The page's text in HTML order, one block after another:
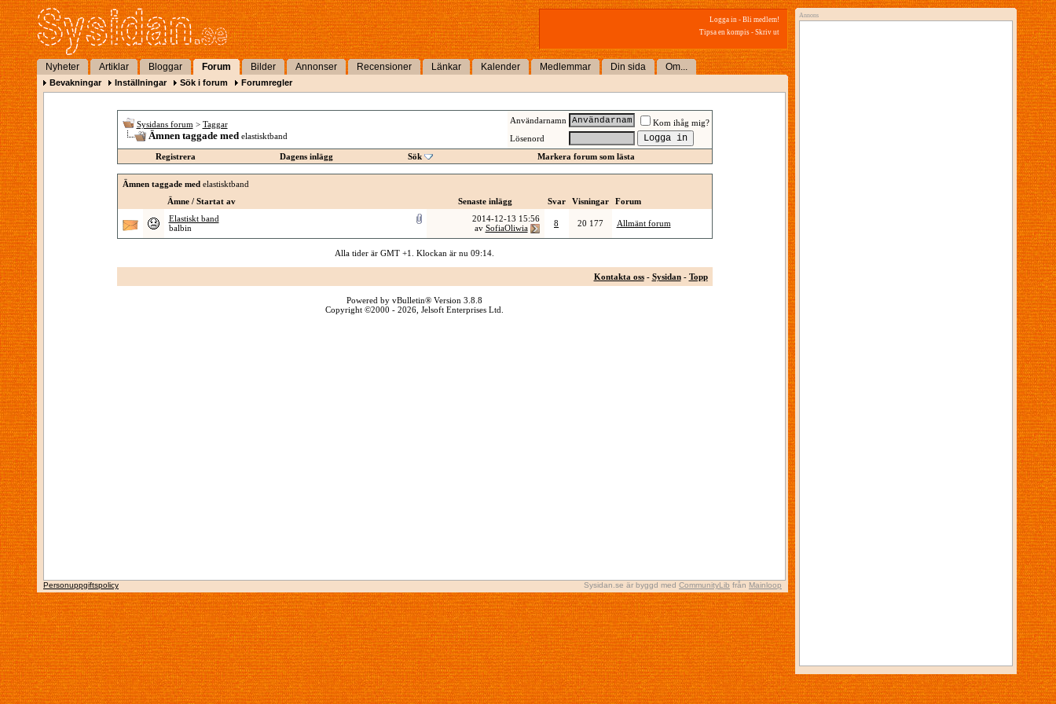
Logga in - Bli medlem!
Tipsa en kompis - Skriv ut
Nyheter Artiklar Bloggar Forum Bilder Annonser Recensioner Länkar Kalender Medlemmar Din sida Om...
Bevakningar Inställningar Sök i forum Forumregler
Sysidans forum > Taggar
Ämnen taggade med elastisktband
Användarnamn
Kom ihåg mig?
Lösenord
Registrera
Dagens inlägg Sök Markera forum som lästa
Ämnen taggade med elastisktband
Ämne / Startat av
Senaste inlägg Svar Visningar
Forum
Elastiskt band
balbin
2014-12-13 15:56
av SofiaOliwia 8 20 177 Allmänt forum
Alla tider är GMT +1. Klockan är nu 09:14
Kontakta oss- Sysidan- Topp
Powered by vBulletin® Version 3.8.8
Copyright ©2000 - 2026, Jelsoft Enterprises Ltd.
Sysidan.se är byggd med CommunityLib från Mainloop
Personuppgiftspolicy
Annons